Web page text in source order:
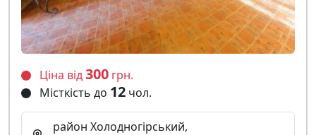
Ціна від300 грн.
Місткість до 12 чол.
район Холодногірський,